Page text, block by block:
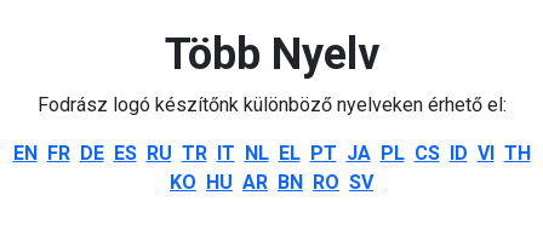
Több Nyelv
Fodrász logó készítőnk különböző nyelveken érhető el:
EN FR DE ES RU TR IT NL EL PT JA PL CS ID VI TH
KO HU AR BN RO SV